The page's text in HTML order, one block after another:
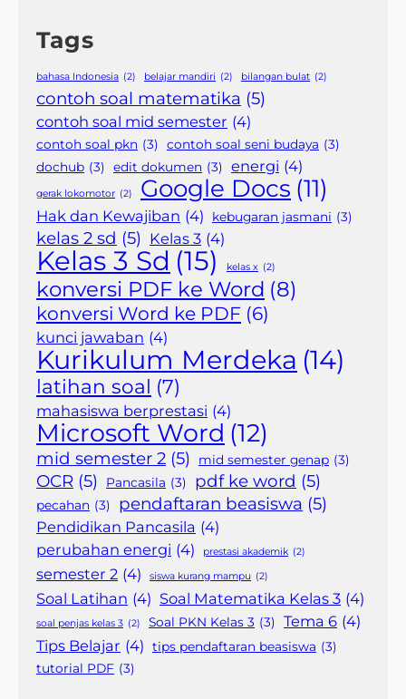
Tags
bahasa Indonesia (2) belajar mandiri (2) bilangan bulat (2)
contoh soal matematika (5)
contoh soal mid semester (4)
contoh soal pkn (3) contoh soal seni budaya (3)
dochub (3) edit dokumen (3) energi (4)
gerak lokomotor (2) Google Docs (11)
Hak dan Kewajiban (4) kebugaran jasmani (3)
kelas 2 sd (5) Kelas 3 (4)
Kelas 3 Sd (15) kelas x (2)
konversi PDF ke Word (8)
konversi Word ke PDF (6)
kunci jawaban (4)
Kurikulum Merdeka (14)
latihan soal (7)
mahasiswa berprestasi (4)
Microsoft Word (12)
mid semester 2 (5) mid semester genap (3)
OCR (5) Pancasila (3) pdf ke word (5)
pecahan (3) pendaftaran beasiswa (5)
Pendidikan Pancasila (4)
perubahan energi (4) prestasi akademik (2)
semester 2 (4) siswa kurang mampu (2)
Soal Latihan (4) Soal Matematika Kelas 3 (4)
soal penjas kelas 3 (2) Soal PKN Kelas 3 (3) Tema 6 (4)
Tips Belajar (4) tips pendaftaran beasiswa (3)
tutorial PDF (3)